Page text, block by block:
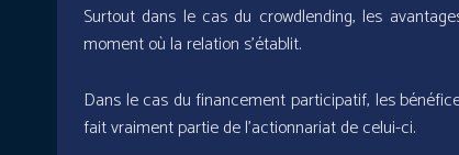
Surtout dans le cas du crowdlending, les
moment où la relation s’établit.
Dans le cas du financement participatif, les
fait vraiment partie de l’actionnariat de celui-ci.